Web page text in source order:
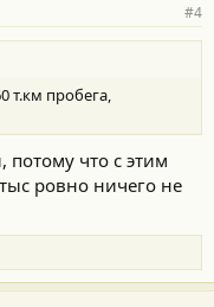
#4
т.км пробега,
потому что с этим
ровно ничего не